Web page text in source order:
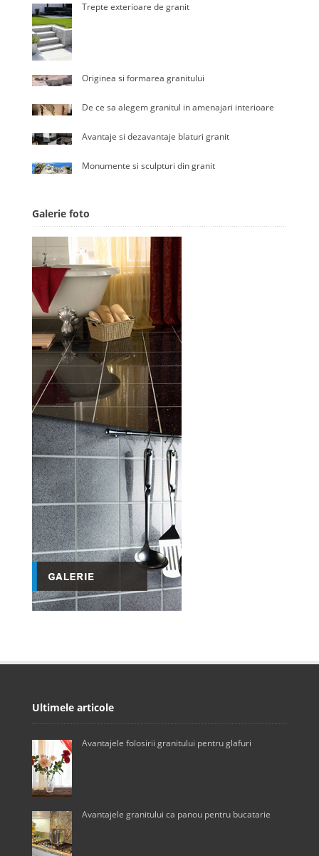
Trepte exterioare de granit
Originea si formarea granitului
De ce sa alegem granitul in amenajari interioare
Avantaje si dezavantaje blaturi granit
Monumente si sculpturi din granit
Galerie foto
Ultimele articole
Avantajele folosirii granitului pentru glafuri
Avantajele granitului ca panou pentru bucatarie